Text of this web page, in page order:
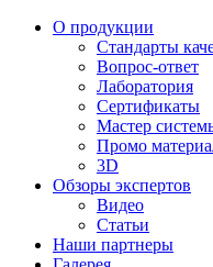
О продукции
Стандарты
Вопрос-ответ
Лаборатория
Сертификаты
Мастер
Промо
3D
Обзоры экспертов
Видео
Статьи
Наши партнеры